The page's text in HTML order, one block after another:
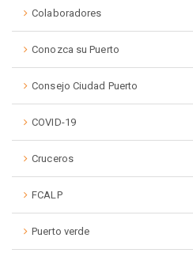
Colaboradores
Conozca su Puerto
Consejo Ciudad Puerto
COVID-19
Cruceros
FCALP
Puerto verde